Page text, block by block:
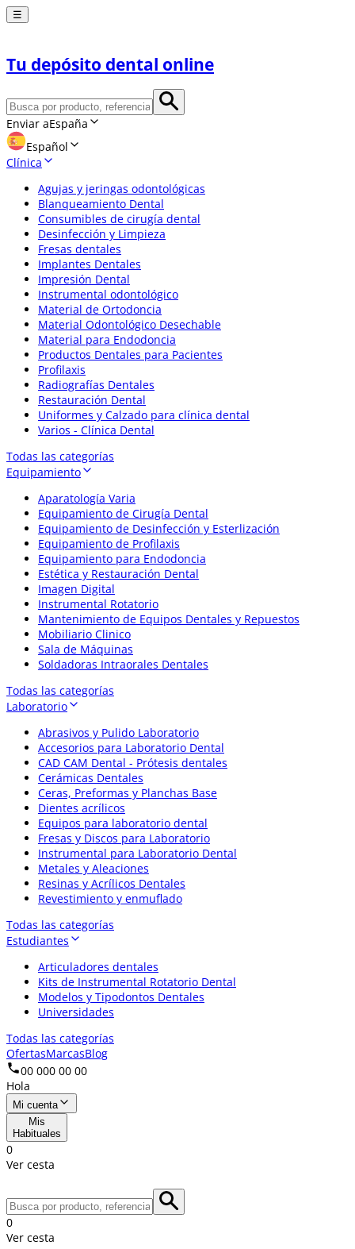
☰
Tu depósito dental online
Enviar aEspaña
Español
Clínica
Agujas y jeringas odontológicas
Blanqueamiento Dental
Consumibles de cirugía dental
Desinfección y Limpieza
Fresas dentales
Implantes Dentales
Impresión Dental
Instrumental odontológico
Material de Ortodoncia
Material Odontológico Desechable
Material para Endodoncia
Productos Dentales para Pacientes
Profilaxis
Radiografías Dentales
Restauración Dental
Uniformes y Calzado para clínica dental
Varios - Clínica Dental
Todas las categorías
Equipamiento
Aparatología Varia
Equipamiento de Cirugía Dental
Equipamiento de Desinfección y Esterlización
Equipamiento de Profilaxis
Equipamiento para Endodoncia
Estética y Restauración Dental
Imagen Digital
Instrumental Rotatorio
Mantenimiento de Equipos Dentales y Repuestos
Mobiliario Clinico
Sala de Máquinas
Soldadoras Intraorales Dentales
Todas las categorías
Laboratorio
Abrasivos y Pulido Laboratorio
Accesorios para Laboratorio Dental
CAD CAM Dental - Prótesis dentales
Cerámicas Dentales
Ceras, Preformas y Planchas Base
Dientes acrílicos
Equipos para laboratorio dental
Fresas y Discos para Laboratorio
Instrumental para Laboratorio Dental
Metales y Aleaciones
Resinas y Acrílicos Dentales
Revestimiento y enmuflado
Todas las categorías
Estudiantes
Articuladores dentales
Kits de Instrumental Rotatorio Dental
Modelos y Tipodontos Dentales
Universidades
Todas las categorías
OfertasMarcasBlog
00 000 00 00
Hola
Mi cuenta
Mis
Habituales
0
Ver cesta
0
Ver cesta